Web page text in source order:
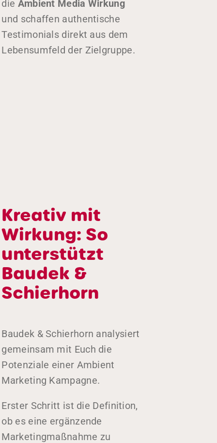
die Ambient Media Wirkung
und schaffen authentische
Testimonials direkt aus dem
Lebensumfeld der Zielgruppe.
Kreativ mit
Wirkung: So
unterstützt
Baudek &
Schierhorn
Baudek & Schierhorn analysiert
gemeinsam mit Euch die
Potenziale einer Ambient
Marketing Kampagne.
Erster Schritt ist die Definition,
ob es eine ergänzende
Marketingmaßnahme zu